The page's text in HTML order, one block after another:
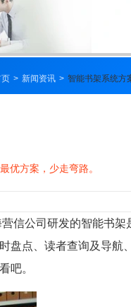
页 > 新闻资讯 > 智能书架系统方
优方案，少走弯路。
信公司研发的智能书架
盘点、读者查询及导航
吧。